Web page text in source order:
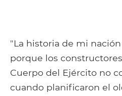
"La historia de mi
porque los
Cuerpo del Ejército no
cuando planificaron el